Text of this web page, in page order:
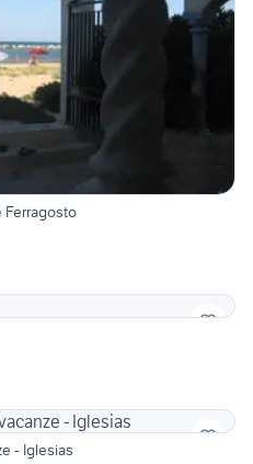
Ferragosto
- Iglesias